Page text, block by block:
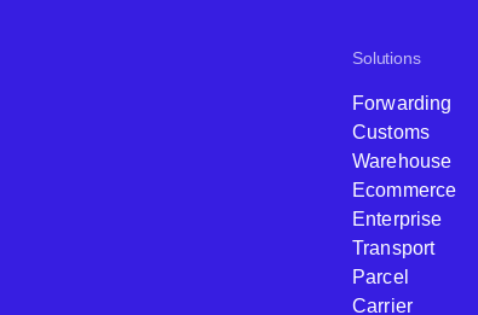
Solutions
Forwarding
Customs
Warehouse
Ecommerce
Enterprise
Transport
Parcel
Carrier